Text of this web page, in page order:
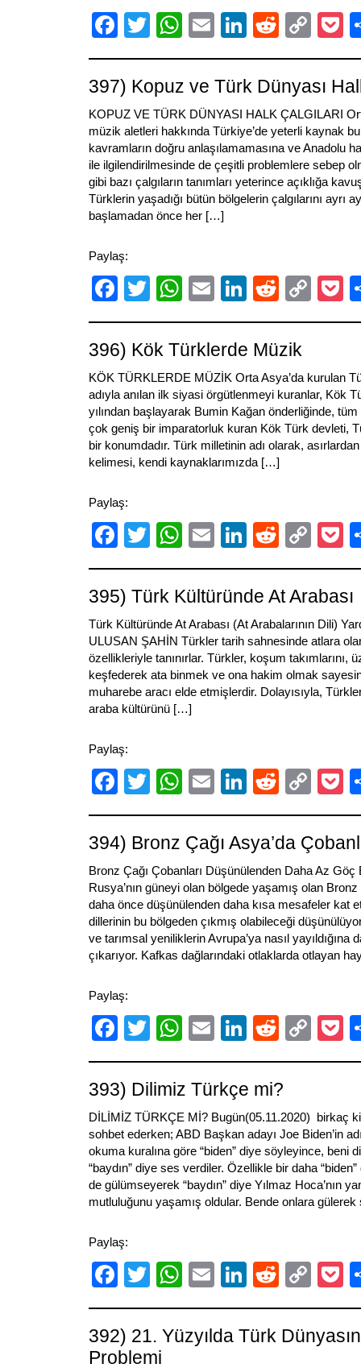
Facebook
TwitterWhatsApp
EmailLinkedIn
Reddit
Link
397) Kopuz ve Türk Dünyası
KOPUZ VE TÜRK DÜNYASI HALK ÇALGILARI
müzik aletleri hakkında Türkiye’de yeterli kaynak
kavramların doğru anlaşılamamasına ve Anadolu
ile ilgilendirilmesinde de çeşitli problemlere sebep
gibi bazı çalgıların tanımları yeterince açıklığa
Türklerin yaşadığı bütün bölgelerin çalgılarını ayrı
başlamadan önce her […]
Paylaş:
Facebook
TwitterWhatsApp
EmailLinkedIn
Reddit
Link
396) Kök Türklerde Müzik
KÖK TÜRKLERDE MÜZİK Orta Asya’da kurulan
adıyla anılan ilk siyasi örgütlenmeyi kuranlar, Kök
yılından başlayarak Bumin Kağan önderliğinde, tüm
çok geniş bir imparatorluk kuran Kök Türk devleti,
bir konumdadır. Türk milletinin adı olarak,
kelimesi, kendi kaynaklarımızda […]
Paylaş:
Facebook
TwitterWhatsApp
EmailLinkedIn
Reddit
Link
395) Türk Kültüründe At Arabası
Türk Kültüründe At Arabası (At Arabalarının Dili)
ULUSAN ŞAHİN Türkler tarih sahnesinde atlara
özellikleriyle tanınırlar. Türkler, koşum takımlarını,
keşfederek ata binmek ve ona hakim olmak
muharebe aracı elde etmişlerdir. Dolayısıyla,
araba kültürünü […]
Paylaş:
Facebook
TwitterWhatsApp
EmailLinkedIn
Reddit
Link
394) Bronz Çağı Asya’da
Bronz Çağı Çobanları Düşünülenden Daha Az
Rusya’nın güneyi olan bölgede yaşamış olan
daha önce düşünülenden daha kısa mesafeler kat
dillerinin bu bölgeden çıkmış olabileceği
ve tarımsal yeniliklerin Avrupa’ya nasıl yayıldığına
çıkarıyor. Kafkas dağlarındaki otlaklarda otlayan
Paylaş:
Facebook
TwitterWhatsApp
EmailLinkedIn
Reddit
Link
393) Dilimiz Türkçe mi?
DİLİMİZ TÜRKÇE Mİ? Bugün(05.11.2020) birkaç
sohbet ederken; ABD Başkan adayı Joe Biden’in
okuma kuralına göre “biden” diye söyleyince, beni
“baydın” diye ses verdiler. Özellikle bir daha
de gülümseyerek “baydın” diye Yılmaz Hoca’nın
mutluluğunu yaşamış oldular. Bende onlara
Paylaş:
Facebook
TwitterWhatsApp
EmailLinkedIn
Reddit
Link
392) 21. Yüzyılda Türk
Problemi